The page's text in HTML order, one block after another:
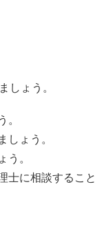
しょう。
。
しょう。
う。
士に相談するこ